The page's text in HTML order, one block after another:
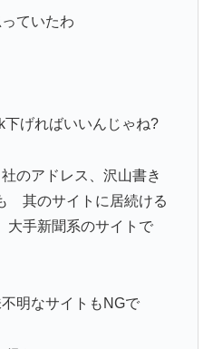
ていたわ
げればいいんじゃね?
のアドレス、沢山書き
其のサイトに居続ける
大手新聞系のサイトで
明なサイトもNGで